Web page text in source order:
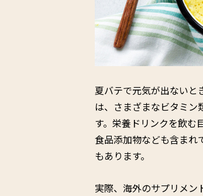
夏バテで元気が出ないと
は、さまざまなビタミン
す。栄養ドリンクを飲む
食品添加物なども含まれ
もあります。
実際、海外のサプリメ